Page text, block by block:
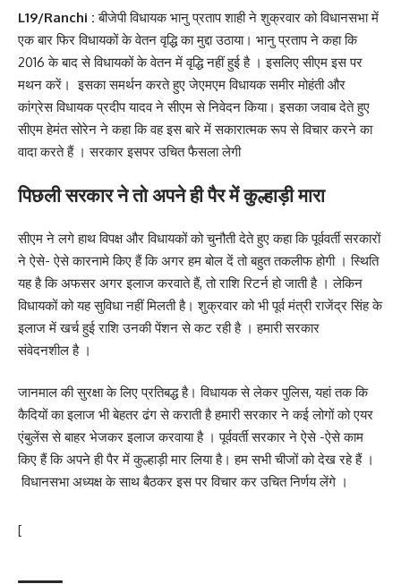
L19/Ranchi : बीजेपी विधायक भानु प्रताप शाही ने शुक्रवार को विधानसभा में
एक बार फिर विधायकों के वेतन वृद्धि का मुद्दा उठाया। भानु प्रताप ने कहा कि
2016 के बाद से विधायकों के वेतन में वृद्धि नहीं हुई है । इसलिए सीएम इस पर
मथन करें। इसका समर्थन करते हुए जेएमएम विधायक समीर मोहंती और
कांग्रेस विधायक प्रदीप यादव ने सीएम से निवेदन किया। इसका जवाब देते हुए
सीएम हेमंत सोरेन ने कहा कि वह इस बारे में सकारात्मक रूप से विचार करने का
वादा करते हैं । सरकार इसपर उचित फैसला लेगी
पिछली सरकार ने तो अपने ही पैर में कुल्हाड़ी मारा
सीएम ने लगे हाथ विपक्ष और विधायकों को चुनौती देते हुए कहा कि पूर्ववर्ती सरकारों
ने ऐसे- ऐसे कारनामे किए हैं कि अगर हम बोल दें तो बहुत तकलीफ होगी । स्थिति
यह है कि अफसर अगर इलाज करवाते हैं, तो राशि रिटर्न हो जाती है । लेकिन
विधायकों को यह सुविधा नहीं मिलती है। शुक्रवार को भी पूर्व मंत्री राजेंद्र सिंह के
इलाज में खर्च हुई राशि उनकी पेंशन से कट रही है । हमारी सरकार
संवेदनशील है ।
जानमाल की सुरक्षा के लिए प्रतिबद्ध है। विधायक से लेकर पुलिस, यहां तक कि
कैदियों का इलाज भी बेहतर ढंग से कराती है हमारी सरकार ने कई लोगों को एयर
एंबुलेंस से बाहर भेजकर इलाज करवाया है । पूर्ववर्ती सरकार ने ऐसे -ऐसे काम
किए हैं कि अपने ही पैर में कुल्हाड़ी मार लिया है। हम सभी चीजों को देख रहे हैं ।
विधानसभा अध्यक्ष के साथ बैठकर इस पर विचार कर उचित निर्णय लेंगे ।
[